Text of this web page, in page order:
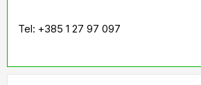
Tel: +385 1 27 97 097